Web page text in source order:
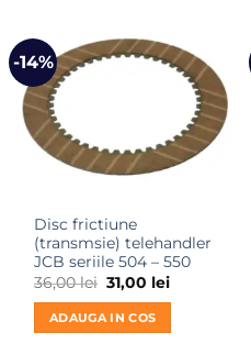
-14%
Disc frictiune
(transmsie) telehandler
JCB seriile 504 – 550
36,00lei Prețul
inițial
a
fost:
36,00 lei.
31,00 leiPrețul
ADAUGA IN COS